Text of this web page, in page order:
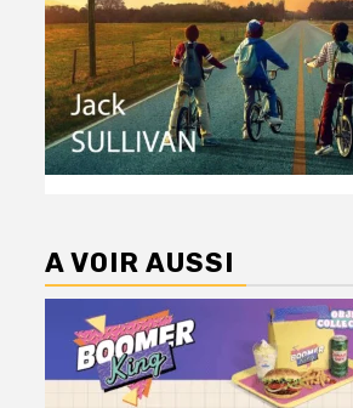
A VOIR AUSSI